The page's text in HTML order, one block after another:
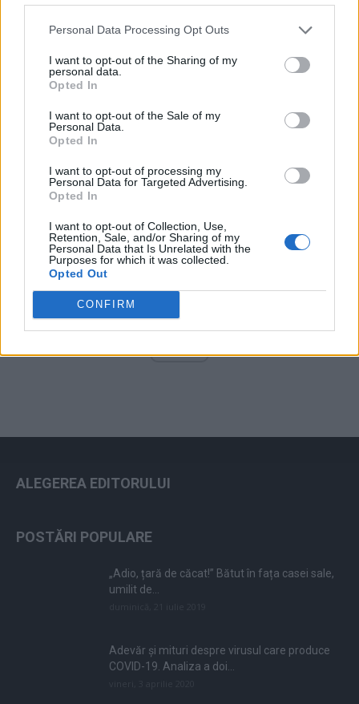
Personal Data Processing Opt Outs
I want to opt-out of the Sharing of my
personal data.
Opted In
I want to opt-out of the Sale of my
Personal Data.
Opted In
I want to opt-out of processing my
Personal Data for Targeted Advertising.
Opted In
I want to opt-out of Collection, Use,
Retention, Sale, and/or Sharing of my
Personal Data that Is Unrelated with the
Purposes for which it was collected.
Opted Out
CONFIRM
România pe Primul Loc (Ponta)
Altul
Arată rezultatele
ad
ALEGEREA EDITORULUI
POSTĂRI POPULARE
„Adio, țară de căcat!” Bătut în fața casei sale,
umilit de...
Adevăr și mituri despre virusul care produce
COVID-19. Analiza a doi...